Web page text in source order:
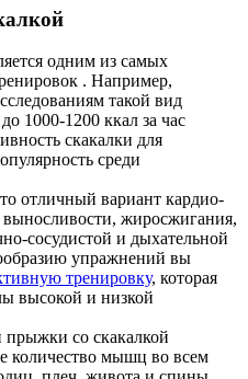
одним из самых
. Например,
такой вид
1000-1200 ккал за час
скакалки для
среди
отличный вариант кардио-
жиросжигания,
сосудистой и дыхательной
упражнений вы
тренировку, которая
высокой и низкой
со скакалкой
количество мышц во всем